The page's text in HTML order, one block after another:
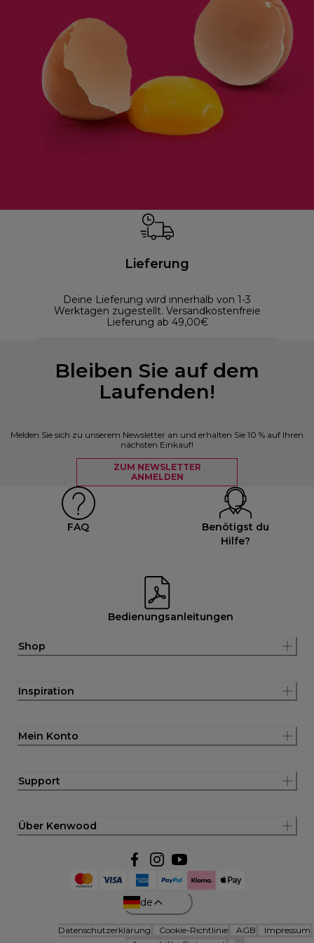
Lieferung
Deine Lieferung wird innerhalb von 1-3
Werktagen zugestellt. Versandkostenfreie
Lieferung ab 49,00€
Bleiben Sie auf dem
Laufenden!
Melden Sie sich zu unserem Newsletter an und erhalten Sie 10 % auf Ihren
nächsten Einkauf!
ZUM NEWSLETTER
ANMELDEN
FAQ
Benötigst du
Hilfe?
Bedienungsanleitungen
Shop
Inspiration
Mein Konto
Support
Über Kenwood
de
Datenschutzerklärung Cookie-Richtlinie AGB
Impressum